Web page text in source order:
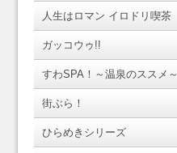
人生はロマン イロドリ喫茶
ガッコウゥ!!
すわSPA！～温泉のススメ～
街ぶら！
ひらめきシリーズ